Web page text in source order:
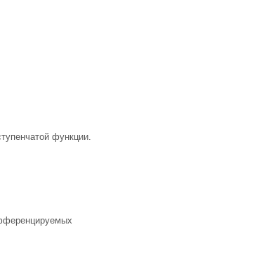
функции.